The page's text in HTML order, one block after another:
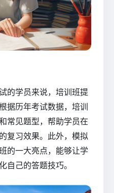
的学员来说，培训班提
据历年考试数据，培训
常见题型，帮助学员在
复习效果。此外，模拟
的一大亮点，能够让学
自己的答题技巧。